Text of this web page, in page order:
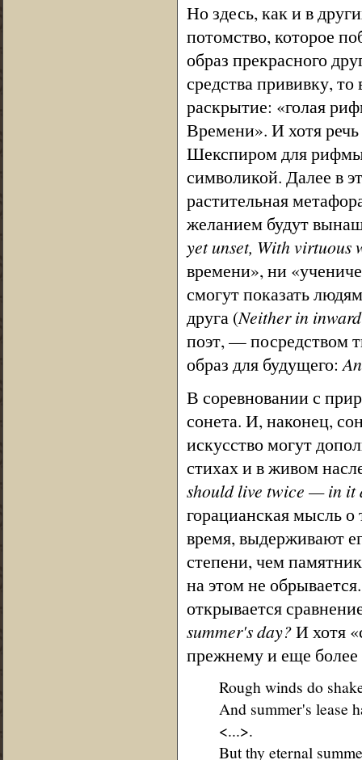
Но здесь, как и в
потомство, которое
образ прекрасного
средства прививку,
раскрытие: «голая
Времени». И хотя речь
Шекспиром для
символикой. Далее в
растительная
желанием будут
yet unset, With virtuous
времени», ни
смогут показать
друга (Neither in
поэт, — посредством
образ для будущего:
В соревновании с
сонета. И, наконец,
искусство могут
стихах и в живом
should live twice — in it
горацианская мысль
время, выдерживают
степени, чем
на этом не
открывается
summer's day?И хотя
прежнему и еще более
Rough winds do
And summer's lease
<...>.
But thy eternal